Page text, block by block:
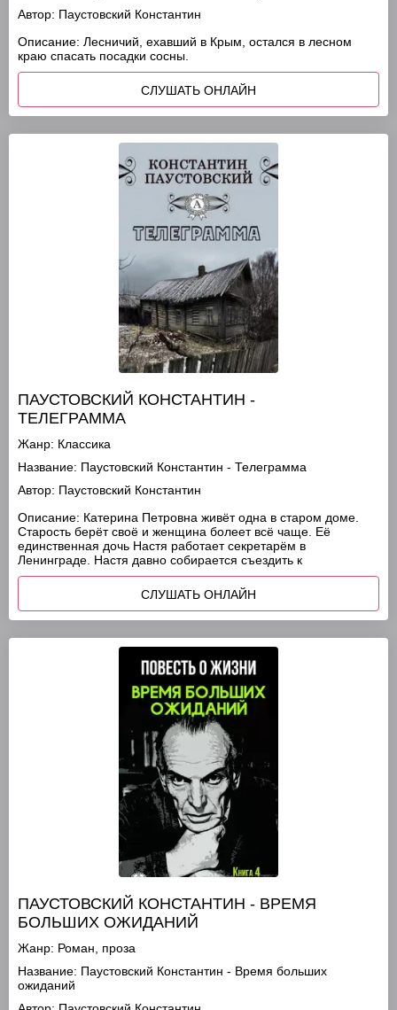
Автор: Паустовский Константин
Описание: Лесничий, ехавший в Крым, остался в лесном
краю спасать посадки сосны.
СЛУШАТЬ ОНЛАЙН
ПАУСТОВСКИЙ КОНСТАНТИН -
ТЕЛЕГРАММА
Жанр: Классика
Название: Паустовский Константин - Телеграмма
Автор: Паустовский Константин
Описание: Катерина Петровна живёт одна в старом доме.
Старость берёт своё и женщина болеет всё чаще. Её
единственная дочь Настя работает секретарём в
Ленинграде. Настя давно собирается съездить к
СЛУШАТЬ ОНЛАЙН
ПАУСТОВСКИЙ КОНСТАНТИН - ВРЕМЯ
БОЛЬШИХ ОЖИДАНИЙ
Жанр: Роман, проза
Название: Паустовский Константин - Время больших
ожиданий